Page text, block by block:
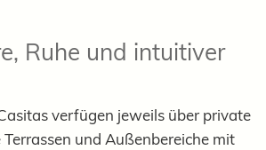
Ruhe und intuitiver
verfügen jeweils über private
und Außenbereiche mit